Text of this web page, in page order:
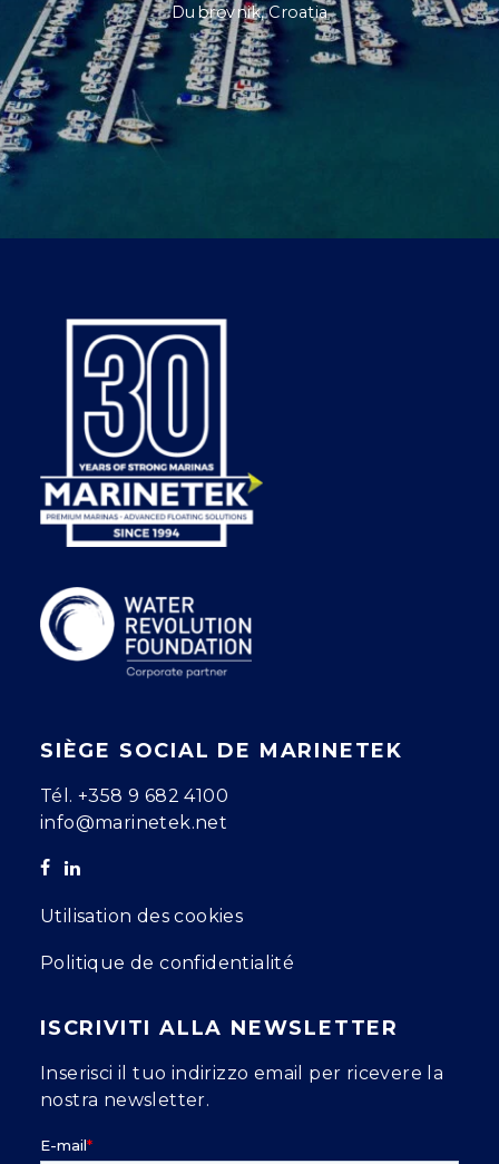
Dubrovnik, Croatia
SIÈGE SOCIAL DE MARINETEK
Tél. +358 9 682 4100
info@marinetek.net
Utilisation des cookies
Politique de confidentialité
ISCRIVITI ALLA NEWSLETTER
Inserisci il tuo indirizzo email per ricevere la
nostra newsletter.